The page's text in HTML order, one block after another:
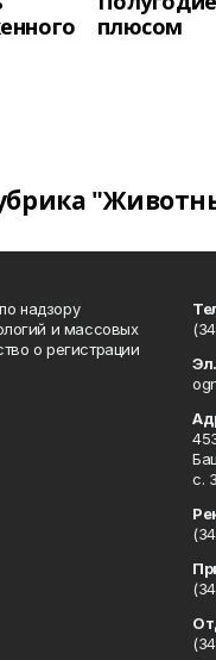
плюсом
надзору
и массовых
о регистрации
с.